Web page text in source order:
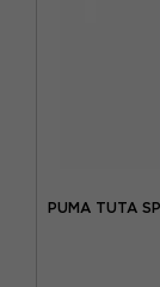
PUMA TUTA